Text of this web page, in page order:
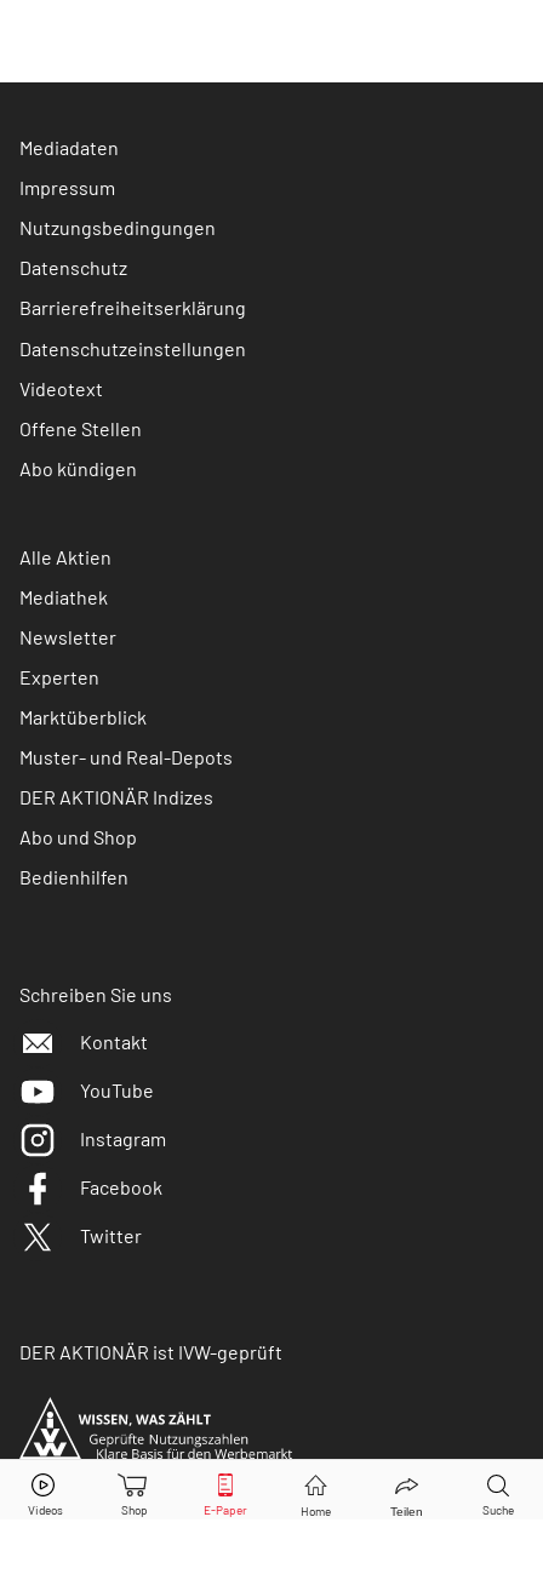
Mediadaten
Impressum
Nutzungsbedingungen
Datenschutz
Barrierefreiheitserklärung
Datenschutzeinstellungen
Videotext
Offene Stellen
Abo kündigen
Alle Aktien
Mediathek
Newsletter
Experten
Marktüberblick
Muster- und Real-Depots
DER AKTIONÄR Indizes
Abo und Shop
Bedienhilfen
Schreiben Sie uns
Kontakt
YouTube
Instagram
Facebook
Twitter
DER AKTIONÄR ist IVW-geprüft